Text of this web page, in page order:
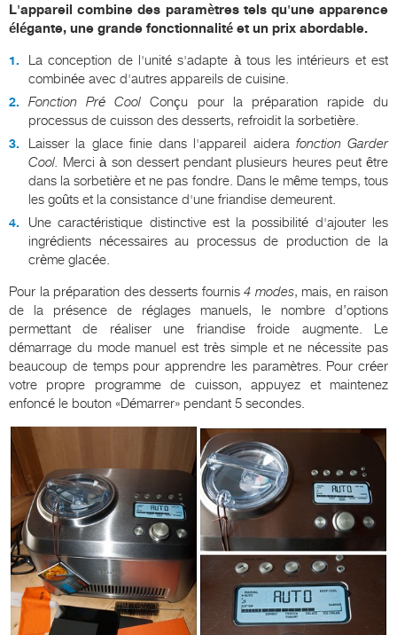
L'appareil combine des paramètres tels qu'une apparence
élégante, une grande fonctionnalité et un prix abordable.
La conception de l'unité s'adapte à tous les intérieurs et est
combinée avec d'autres appareils de cuisine.
FonctionPré Cool Conçu pour la préparation rapide du
processus de cuisson des desserts, refroidit la sorbetière.
Laisser la glace finie dans l'appareil aidera fonction Garder
Cool. Merci à son dessert pendant plusieurs heures peut être
dans la sorbetière et ne pas fondre. Dans le même temps, tous
les goûts et la consistance d'une friandise demeurent.
Une caractéristique distinctive est la possibilité d'ajouter les
ingrédients nécessaires au processus de production de la
crème glacée.
Pour la préparation des desserts fournis 4 modes, mais, en raison
de la présence de réglages manuels, le nombre d’options
permettant de réaliser une friandise froide augmente. Le
démarrage du mode manuel est très simple et ne nécessite pas
beaucoup de temps pour apprendre les paramètres. Pour créer
votre propre programme de cuisson, appuyez et maintenez
enfoncé le bouton «Démarrer» pendant 5 secondes.